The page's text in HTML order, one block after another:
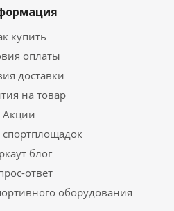
купить
оплаты
доставки
на товар
Акции
блог
ответ
оборудования